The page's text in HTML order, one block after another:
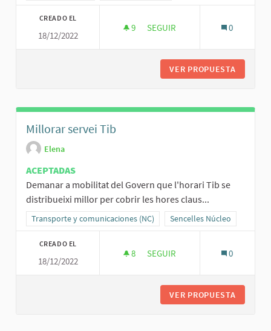
CREADO EL
18/12/2022
9 9 SEGUIDORAS
SEGUIR 0
VER PROPUESTA
Millorar servei Tib
Elena
ACEPTADAS
Demanar a mobilitat del Govern que l'horari Tib se
distribueixi millor per cobrir les hores claus...
Resultados al filtrar por la categoría: Transporte y comunicaciones
Transporte y comunicaciones (NC) Resultados al filtrar por el
Sencelles Núcleo
CREADO EL
18/12/2022
8 8 SEGUIDORAS
SEGUIR 0
VER PROPUESTA